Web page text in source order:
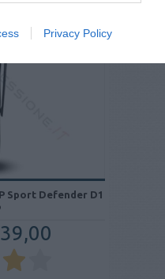
Privacy Policy
Sport Defender D1